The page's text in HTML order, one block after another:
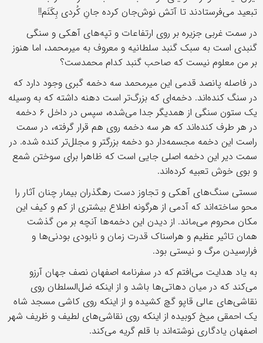
تبعید می‌فرستادند تا آتش نوش‌جان کرده جانِ کُردی بِکَنَم!!
در سمت غربی جزیره بر روی ارتفاعات و تپه‌های آهکی و سنگی
گنبدی است به سبک گنبد سلطانیه و معروف به میرمحمد، اما هنوز
بر من معلوم نیست که صاحب گنبد کدام محمدست؟
در فاصله پانصد قدمی این میرمحمد سه دخمه گبری وجود دارد که
در سنگ کنده‌اند. دخمه‌ای که بزرگ‌تر است دهنه داشته که به وسیله
یک ستون سنگی از همدیگر جدا می‌شده، سپس در داخل ۶ دخمه
در هر طرف کنده‌اند که هر سه دخمه روی هم قرار گرفته، در سمت
راست این دخمه مجسمه‌دار دو دخمه بزرگتر و مجلل‌تر کنده شده. در
سمت دیر این دخمه اصلی جایی است که ظاهرا برای سوختن شمع
و بوی خوش تعبیه کرده‌اند.
سستی سنگ‌های آهکی و تجاوز دست رهگذران بیمار چنان آثار را
محو ساخته‌اند که آدمی از هرگونه اطلاع بیشتری از کم و کیف این
مکان محروم می‌ماند. از دیدن این دخمه‌ها آنچه بر من گذشت
همان تاثیر عظیم و هراسناک قدرت زمان و نابودی بودنی‌ها و
فرارسیدن مرگ و نیستی بود.
به یاد هدایت می‌افتم که در سفرنامه اصفهان نصف جهان آرزو
می‌کند که در میان دهاتی‌ها باشد و از اینکه ضل‌السلطان روی
نقاشی‌های عالی قاپو گچ کشیده و از اینکه روی کاشی مسجد شاه
یک احمقی میخ کوبیده از اینکه روی نقاشی‌های لطیف و ظریف شهر
اصفهان یادگاری نوشته‌اند با قلم گریه می‌کند.